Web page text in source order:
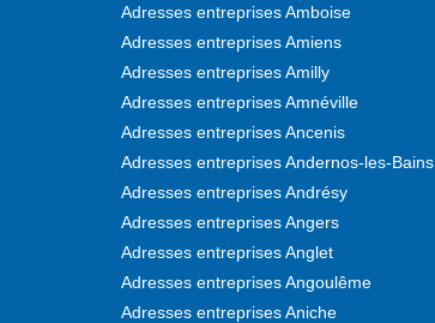
Adresses entreprises Amboise
Adresses entreprises Amiens
Adresses entreprises Amilly
Adresses entreprises Amnéville
Adresses entreprises Ancenis
Adresses entreprises Andernos-les-Bains
Adresses entreprises Andrésy
Adresses entreprises Angers
Adresses entreprises Anglet
Adresses entreprises Angoulême
Adresses entreprises Aniche